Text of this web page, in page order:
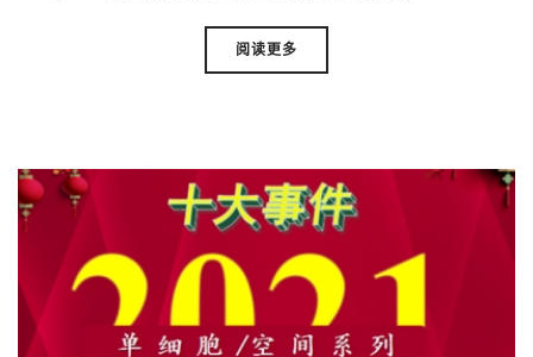
阅读更多